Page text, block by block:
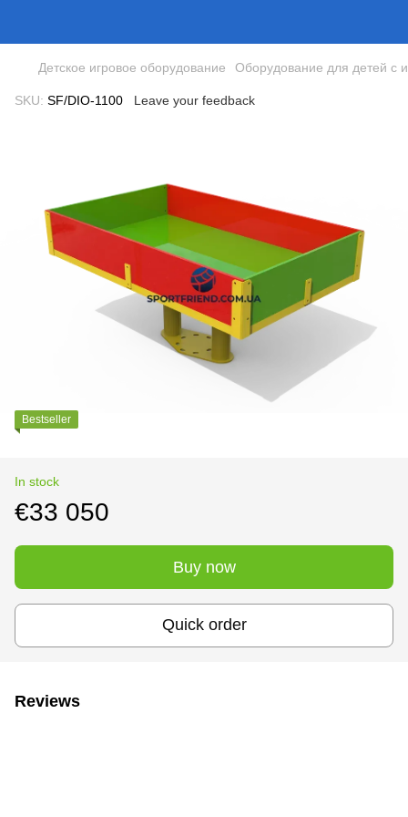
Детское игровое оборудование Оборудование для детей с
SKU: SF/DIO-1100 Leave your feedback
Bestseller
In stock
€33 050
Buy now
Quick order
Reviews